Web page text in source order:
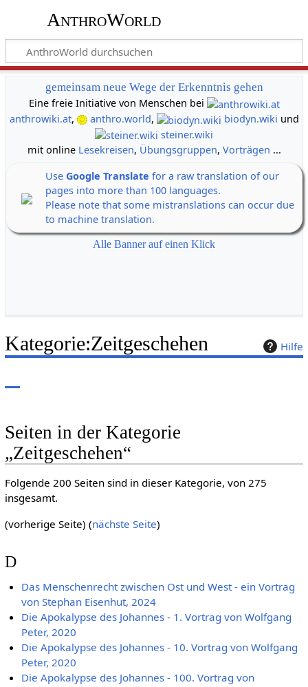
AnthroWorld
gemeinsam neue Wege der Erkenntnis gehen
Eine freie Initiative von Menschen bei
anthrowiki.at, anthro.world, biodyn.wiki und
steiner.wiki
mit online Lesekreisen, Übungsgruppen, Vorträgen ...
Use Google Translate for a raw translation of our
pages into more than 100 languages.
Please note that some mistranslations can occur due
to machine translation.
Alle Banner auf einen Klick
Hilfe
Kategorie:Zeitgeschehen
Seiten in der Kategorie
„Zeitgeschehen“
Folgende 200 Seiten sind in dieser Kategorie, von 275
insgesamt.
(vorherige Seite) (nächste Seite)
D
Das Menschenrecht zwischen Ost und West - ein Vortrag
von Stephan Eisenhut, 2024
Die Apokalypse des Johannes - 1. Vortrag von Wolfgang
Peter, 2020
Die Apokalypse des Johannes - 10. Vortrag von Wolfgang
Peter, 2020
Die Apokalypse des Johannes - 100. Vortrag von